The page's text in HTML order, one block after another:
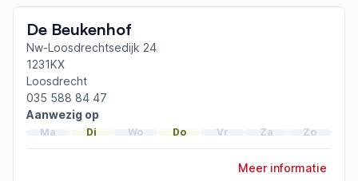
De Beukenhof
Nw-Loosdrechtsedijk 24
1231KX
Loosdrecht
035 588 84 47
Aanwezig op
Ma Di Wo Do Vr Za Zo
Meer informatie